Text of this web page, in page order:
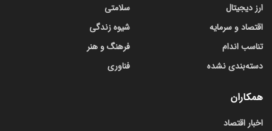
ارز دیجیتال
اقتصاد و سرمایه
تناسب اندام
دسته‌بندی نشده
سلامتی
شیوه زندگی
فرهنگ و هنر
فناوری
همکاران
اخبار اقتصاد